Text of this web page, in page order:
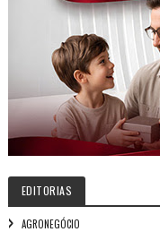
EDITORIAS
AGRONEGÓCIO